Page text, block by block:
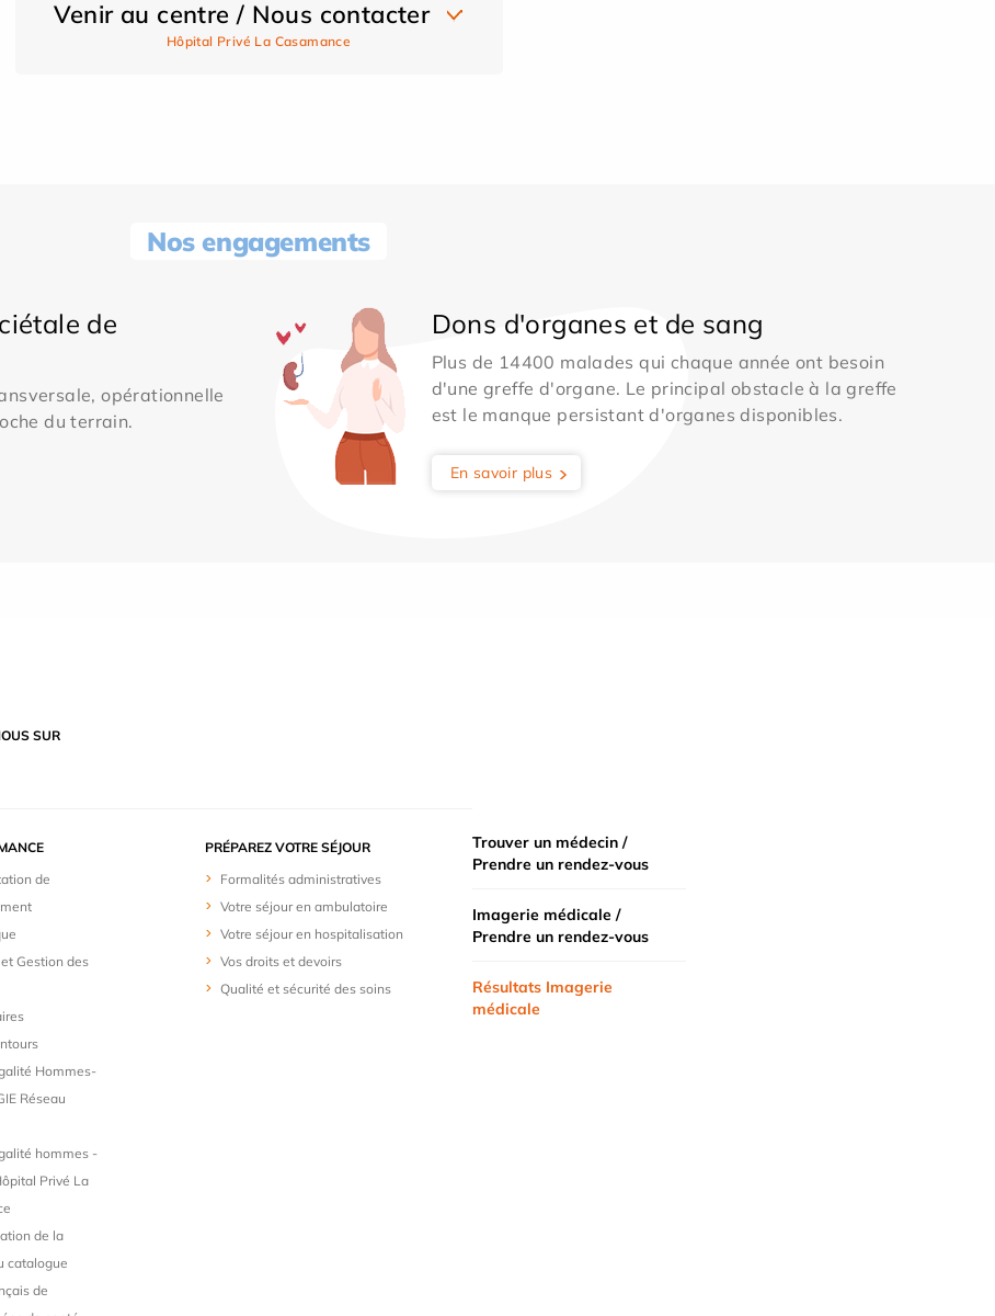
Venir au centre / Nous contacter
Hôpital Privé La Casamance
Nos engagements
de
opérationnelle
du terrain.
Dons d'organes et de sang
Plus de 14400 malades qui chaque année ont besoin
d'une greffe d'organe. Le principal obstacle à la greffe
est le manque persistant d'organes disponibles.
En savoir plus
SUR
de
Gestion des
Hommes-
Réseau
hommes -
Privé La
de la
catalogue
de
PRÉPAREZ VOTRE SÉJOUR
Formalités administratives
Votre séjour en ambulatoire
Votre séjour en hospitalisation
Vos droits et devoirs
Qualité et sécurité des soins
Trouver un médecin /
Prendre un rendez-vous
Imagerie médicale /
Prendre un rendez-vous
Résultats Imagerie
médicale